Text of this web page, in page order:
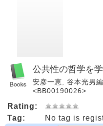
公共性の哲学を
安彦一恵, 谷本光男
<BB00190026>
Rating:
Tag:
No tag is